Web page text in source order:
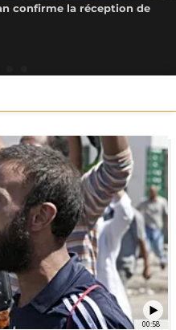
confirme la réception de
00:58